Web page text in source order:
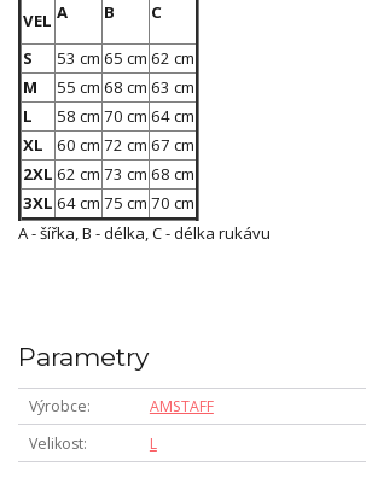
VEL A B C
S 53 cm 65 cm 62 cm
M
55 cm 68 cm 63 cm
L
58 cm 70 cm 64 cm
XL
60 cm 72 cm 67 cm
2XL 62 cm 73 cm 68 cm
3XL 64 cm 75 cm 70 cm
A - šířka, B - délka, C - délka rukávu
Parametry
Výrobce
AMSTAFF
Velikost
L